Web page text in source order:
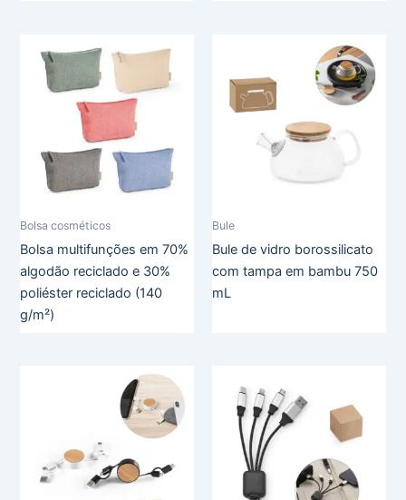
Bolsa cosméticos
Bolsa multifunções em 70%
algodão reciclado e 30%
poliéster reciclado (140
g/m²)
Bule
Bule de vidro borossilicato
com tampa em bambu 750
mL